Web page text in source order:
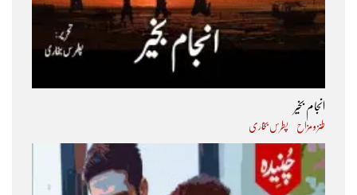
انجام بخیر
طنز و مزاح پطرس بخاری